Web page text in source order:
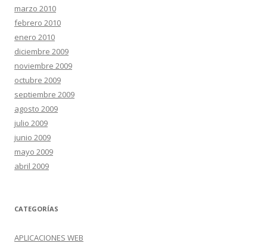
marzo 2010
febrero 2010
enero 2010
diciembre 2009
noviembre 2009
octubre 2009
septiembre 2009
agosto 2009
julio 2009
junio 2009
mayo 2009
abril 2009
CATEGORÍAS
APLICACIONES WEB